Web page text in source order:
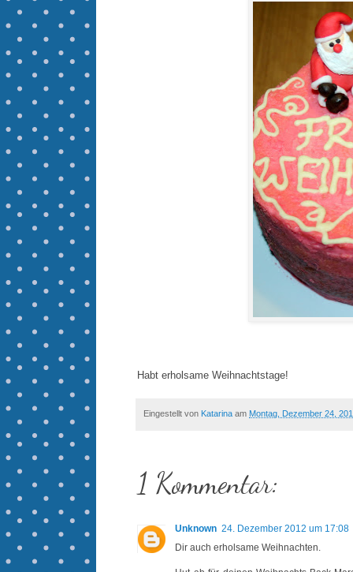
Habt erholsame Weihnachtstage!
Eingestellt von Katarina am Montag, Dezember 24,
1 Kommentar:
Unknown 24. Dezember 2012 um 17:08
Dir auch erholsame Weihnachten.